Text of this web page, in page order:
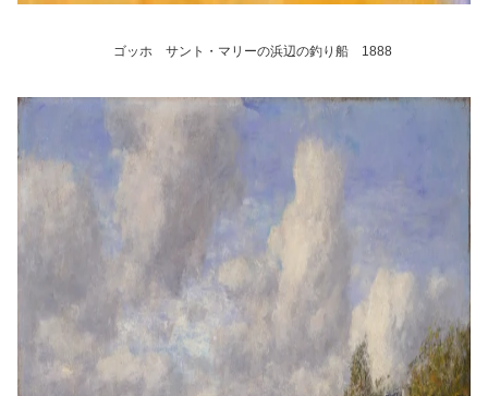
ゴッホ サント・マリーの浜辺の釣り船 1888